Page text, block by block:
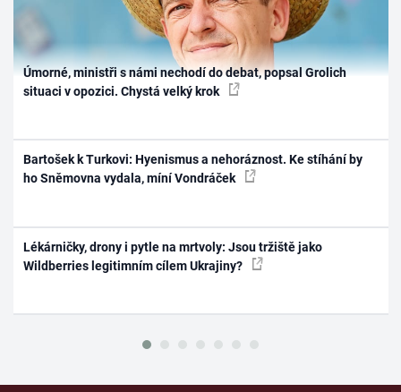
Úmorné, ministři s námi nechodí do debat, popsal Grolich
situaci v opozici. Chystá velký krok
Bartošek k Turkovi: Hyenismus a nehoráznost. Ke stíhání by
ho Sněmovna vydala, míní Vondráček
Lékárničky, drony i pytle na mrtvoly: Jsou tržiště jako
Wildberries legitimním cílem Ukrajiny?